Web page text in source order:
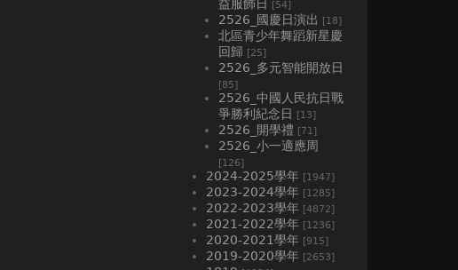
益服飾日 [54]
2526_國慶日演出 [18]
北區青少年舞蹈新星慶
回歸 [25]
2526_多元智能開放日
[85]
2526_中國人民抗日戰
爭勝利紀念日 [13]
2526_開學禮 [71]
2526_小一適應周
[126]
2024-2025學年 [1947]
2023-2024學年 [1285]
2022-2023學年 [4872]
2021-2022學年 [1236]
2020-2021學年 [915]
2019-2020學年 [2653]